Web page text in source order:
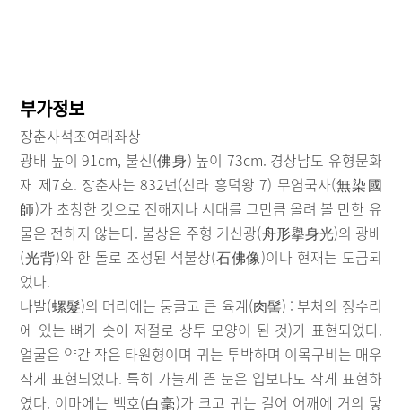
부가정보
장춘사석조여래좌상
광배 높이 91cm, 불신(佛身) 높이 73cm. 경상남도 유형문화
재 제7호. 장춘사는 832년(신라 흥덕왕 7) 무염국사(無染國
師)가 초창한 것으로 전해지나 시대를 그만큼 올려 볼 만한 유
물은 전하지 않는다. 불상은 주형 거신광(舟形擧身光)의 광배
(光背)와 한 돌로 조성된 석불상(石佛像)이나 현재는 도금되
었다.
나발(螺髮)의 머리에는 둥글고 큰 육계(肉髻) : 부처의 정수리
에 있는 뼈가 솟아 저절로 상투 모양이 된 것)가 표현되었다.
얼굴은 약간 작은 타원형이며 귀는 투박하며 이목구비는 매우
작게 표현되었다. 특히 가늘게 뜬 눈은 입보다도 작게 표현하
였다. 이마에는 백호(白毫)가 크고 귀는 길어 어깨에 거의 닿